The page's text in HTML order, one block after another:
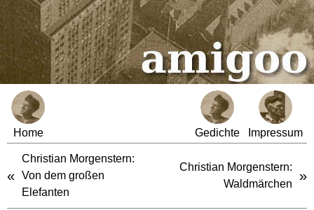
Home Gedichte Impressum
«
Christian Morgenstern:
Von dem großen
Elefanten
Christian Morgenstern:
Waldmärchen
»